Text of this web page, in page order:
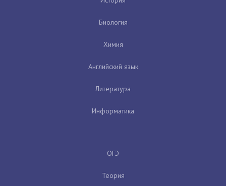
Биология
Химия
Английский язык
Литература
Информатика
ОГЭ
Теория